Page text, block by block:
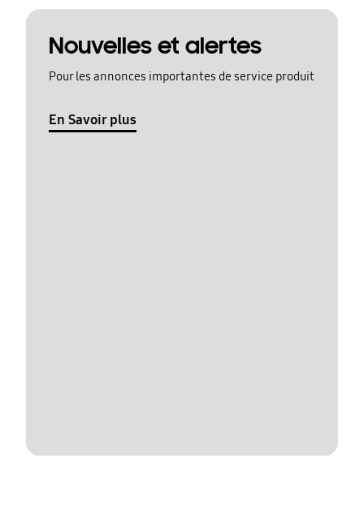
Nouvelles et alertes
Pour les annonces importantes de service produit
En Savoir plus